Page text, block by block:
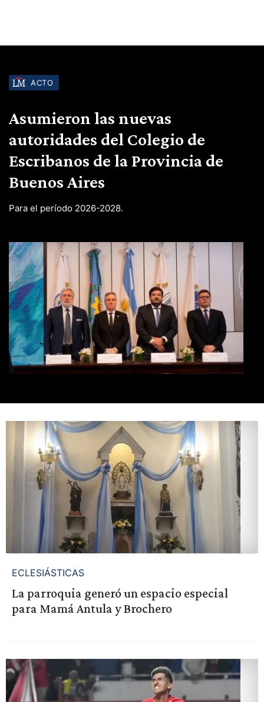
ACTO
Asumieron las nuevas
autoridades del Colegio de
Escribanos de la Provincia de
Buenos Aires
Para el período 2026-2028.
ECLESIÁSTICAS
La parroquia generó un espacio especial
para Mamá Antula y Brochero